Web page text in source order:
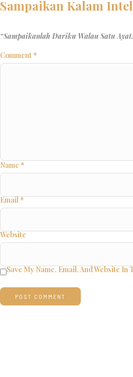
Comment*
Name *
Email*
Website
Save My Name, Email, And Website